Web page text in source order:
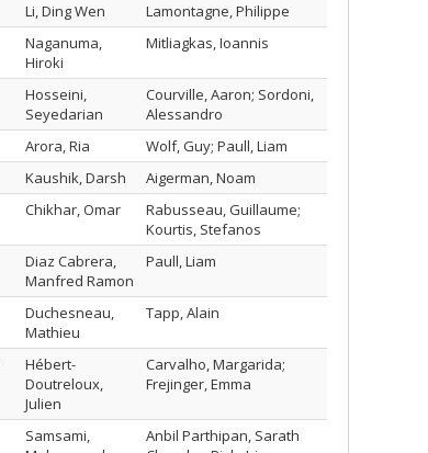
Li, Ding Wen
Lamontagne, Philippe
Naganuma,
Hiroki
Mitliagkas, Ioannis
Hosseini,
Seyedarian
Courville, Aaron; Sordoni,
Alessandro
Arora, Ria
Wolf, Guy; Paull, Liam
Kaushik, Darsh
Aigerman, Noam
Chikhar, Omar
Rabusseau, Guillaume;
Kourtis, Stefanos
Diaz Cabrera,
Manfred Ramon
Paull, Liam
Duchesneau,
Mathieu
Tapp, Alain
Hébert-
Doutreloux,
Julien
Carvalho, Margarida;
Frejinger, Emma
Samsami,
Anbil Parthipan, Sarath